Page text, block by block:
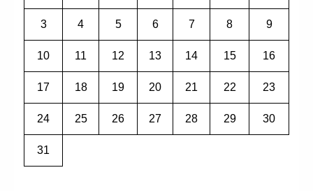
3 4 5 6 7 8 9
10 11 12 13 14 15 16
17 18 19 20 21 22 23
24 25 26 27 28 29 30
31